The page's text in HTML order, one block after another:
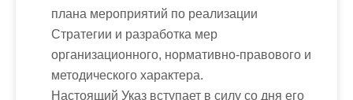
плана мероприятий по реализации
Стратегии и разработка мер
организационного, нормативно-правового и
методического характера.
Настоящий Указ вступает в силу со дня его